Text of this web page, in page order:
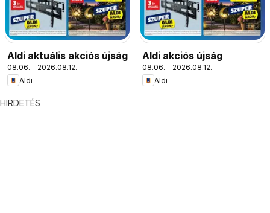
Aldi aktuális akciós újság
08.06. - 2026.08.12.
Aldi
Aldi akciós újság
08.06. - 2026.08.12.
Aldi
HIRDETÉS